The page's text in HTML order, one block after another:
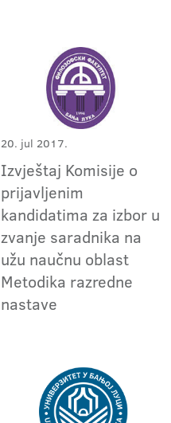
20. jul 2017.
Izvještaj Komisije o
prijavljenim
kandidatima za izbor u
zvanje saradnika na
užu naučnu oblast
Metodika razredne
nastave